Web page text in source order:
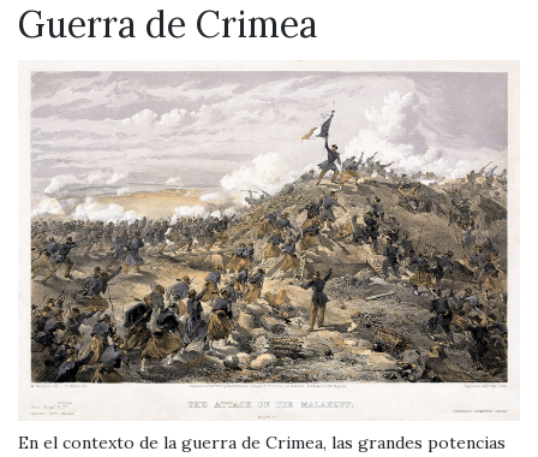
Guerra de Crimea
En el contexto de la guerra de Crimea, las grandes potencias